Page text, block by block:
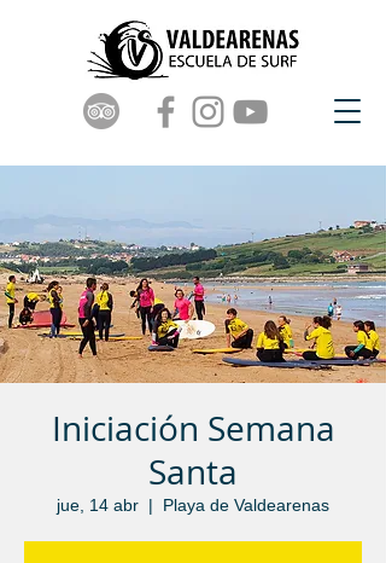
Iniciación Semana
Santa
jue, 14 abr
  |
Playa de Valdearenas